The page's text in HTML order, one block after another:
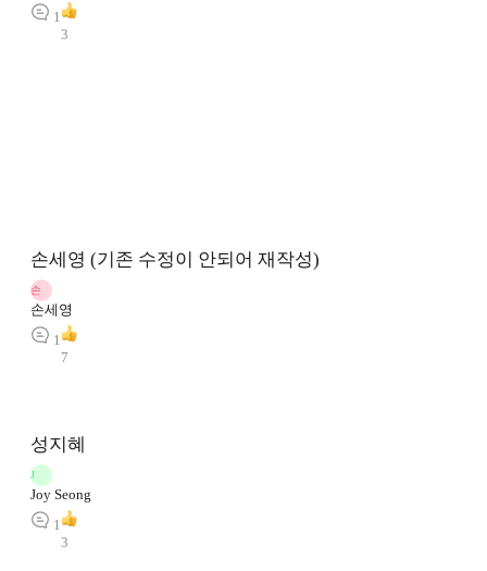
1
3
손세영 (기존 수정이 안되어 재작성)
손
손세영
1
7
성지혜
J
Joy Seong
1
3